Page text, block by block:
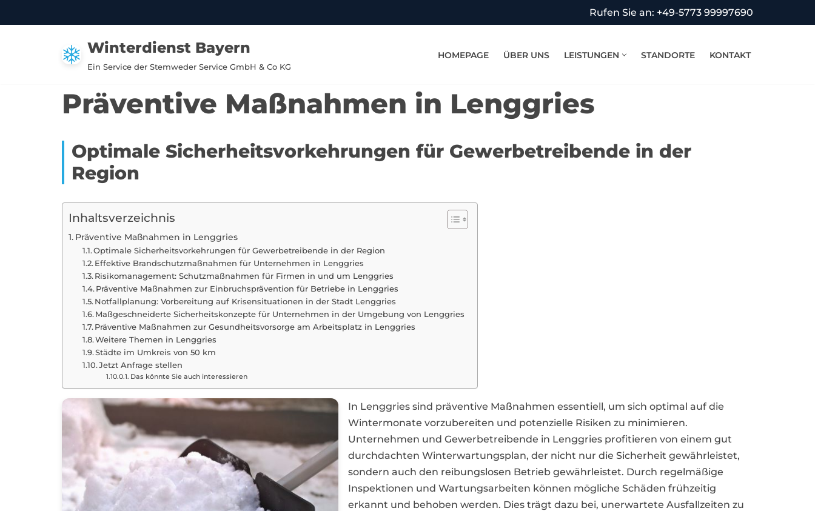
Rufen Sie an: +49-5773 99997690
Winterdienst Bayern
Ein Service der Stemweder Service GmbH & Co KG
HOMEPAGE ÜBER UNS LEISTUNGEN STANDORTE KONTAKT
Präventive Maßnahmen in Lenggries
Optimale Sicherheitsvorkehrungen für Gewerbetreibende in der
Region
Inhaltsverzeichnis
Präventive Maßnahmen in Lenggries
Optimale Sicherheitsvorkehrungen für Gewerbetreibende in der Region
Effektive Brandschutzmaßnahmen für Unternehmen in Lenggries
Risikomanagement: Schutzmaßnahmen für Firmen in und um Lenggries
Präventive Maßnahmen zur Einbruchsprävention für Betriebe in Lenggries
Notfallplanung: Vorbereitung auf Krisensituationen in der Stadt Lenggries
Maßgeschneiderte Sicherheitskonzepte für Unternehmen in der Umgebung von Lenggries
Präventive Maßnahmen zur Gesundheitsvorsorge am Arbeitsplatz in Lenggries
Weitere Themen in Lenggries
Städte im Umkreis von 50 km
Jetzt Anfrage stellen
Das könnte Sie auch interessieren
In Lenggries sind präventive Maßnahmen essentiell, um sich optimal auf die
Wintermonate vorzubereiten und potenzielle Risiken zu minimieren.
Unternehmen und Gewerbetreibende in Lenggries profitieren von einem gut
durchdachten Winterwartungsplan, der nicht nur die Sicherheit gewährleistet,
sondern auch den reibungslosen Betrieb gewährleistet. Durch regelmäßige
Inspektionen und Wartungsarbeiten können mögliche Schäden frühzeitig
erkannt und behoben werden. Dies trägt dazu bei, unerwartete Ausfallzeiten zu